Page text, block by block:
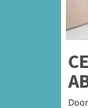
Door